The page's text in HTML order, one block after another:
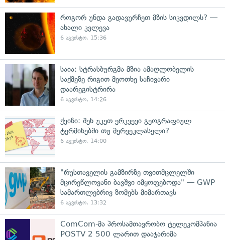
როგორ უნდა გადავურჩეთ მზის სიკვდილს? —
ახალი კვლევა
6 აგვისტო, 15:36
საია: სტრასბურგმა მზია ამაღლობელის
საქმეზე რიგით მეოთხე საჩივარი
დაარეგისტრირა
6 აგვისტო, 14:26
ქვიზი: შენ უკეთ ერკვევი გეოგრაფიულ
ტერმინებში თუ მერვეკლასელი?
6 აგვისტო, 14:00
"რუსთაველის გამზირზე თვითმცლელში
მცირეწლოვანი ბავშვი იმყოფებოდა" — GWP
სამართლებრივ ზომებს მიმართავს
6 აგვისტო, 13:32
ComCom-მა პროსამთავრობო ტელეკომპანია
POSTV 2 500 ლარით დააჯარიმა